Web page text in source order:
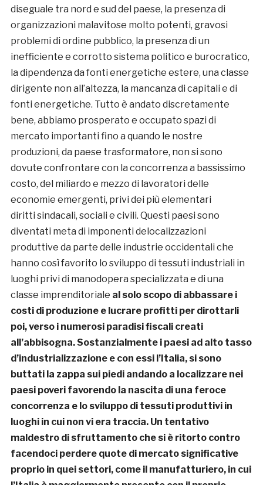
diseguale tra nord e sud del paese, la presenza di
organizzazioni malavitose molto potenti, gravosi
problemi di ordine pubblico, la presenza di un
inefficiente e corrotto sistema politico e burocratico,
la dipendenza da fonti energetiche estere, una classe
dirigente non all’altezza, la mancanza di capitali e di
fonti energetiche. Tutto è andato discretamente
bene, abbiamo prosperato e occupato spazi di
mercato importanti fino a quando le nostre
produzioni, da paese trasformatore, non si sono
dovute confrontare con la concorrenza a bassissimo
costo, del miliardo e mezzo di lavoratori delle
economie emergenti, privi dei più elementari
diritti sindacali, sociali e civili. Questi paesi sono
diventati meta di imponenti delocalizzazioni
produttive da parte delle industrie occidentali che
hanno così favorito lo sviluppo di tessuti industriali in
luoghi privi di manodopera specializzata e di una
classe imprenditoriale al solo scopo di abbassare i
costi di produzione e lucrare profitti per dirottarli
poi, verso i numerosi paradisi fiscali creati
all’abbisogna. Sostanzialmente i paesi ad alto tasso
d’industrializzazione e con essi l’Italia, si sono
buttati la zappa sui piedi andando a localizzare nei
paesi poveri favorendo la nascita di una feroce
concorrenza e lo sviluppo di tessuti produttivi in
luoghi in cui non vi era traccia. Un tentativo
maldestro di sfruttamento che si è ritorto contro
facendoci perdere quote di mercato significative
proprio in quei settori, come il manufatturiero, in cui